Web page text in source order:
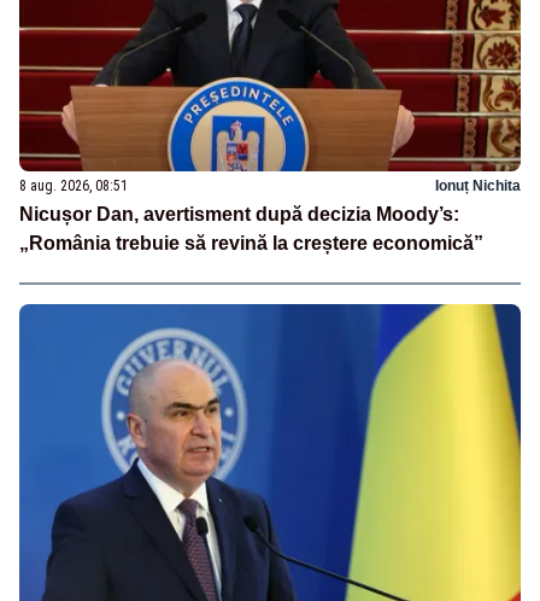
8 aug. 2026, 08:51 Ionuț Nichita
Nicușor Dan, avertisment după decizia Moody’s:
„România trebuie să revină la creștere economică”